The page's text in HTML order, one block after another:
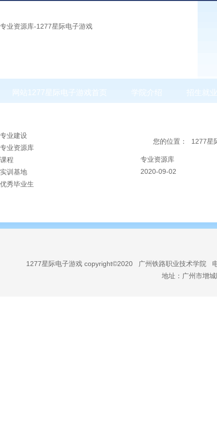
专业资源库-1277星际电子游戏
网站1277星际电子游戏首页 学院介绍 招生就业
专业建设
专业资源库
课程
实训基地
优秀毕业生
您的位置： 1277星
专业资源库
2020-09-02
1277星际电子游戏 copyright©2020 广州铁路职业技术学院
地址：广州市增